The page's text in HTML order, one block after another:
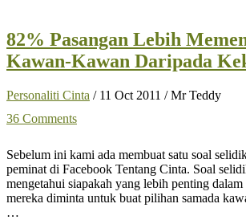
82% Pasangan Lebih
Kawan-Kawan Daripada
Personaliti Cinta / 11 Oct 2011 /Mr Teddy
36 Comments
Sebelum ini kami ada membuat satu soal
peminat di Facebook Tentang Cinta. Soal
mengetahui siapakah yang lebih penting
mereka diminta untuk buat pilihan samada
…